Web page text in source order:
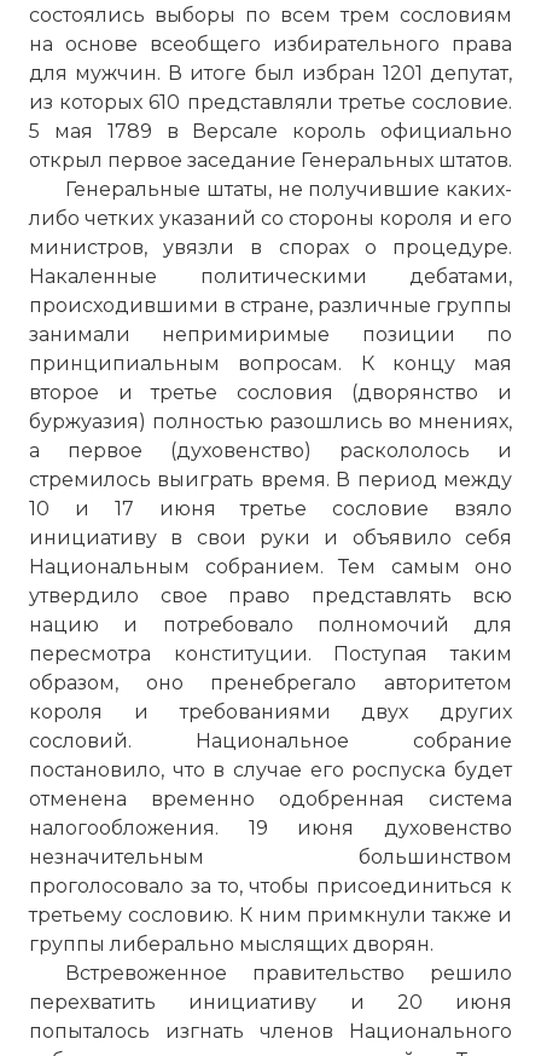
состоялись выборы по всем трем сословиям
на основе всеобщего избирательного права
для мужчин. В итоге был избран 1201 депутат,
из которых 610 представляли третье сословие.
5 мая 1789 в Версале король официально
открыл первое заседание Генеральных штатов.
Генеральные штаты, не получившие каких-
либо четких указаний со стороны короля и его
министров, увязли в спорах о процедуре.
Накаленные политическими дебатами,
происходившими в стране, различные группы
занимали непримиримые позиции по
принципиальным вопросам. К концу мая
второе и третье сословия (дворянство и
буржуазия) полностью разошлись во мнениях,
а первое (духовенство) раскололось и
стремилось выиграть время. В период между
10 и 17 июня третье сословие взяло
инициативу в свои руки и объявило себя
Национальным собранием. Тем самым оно
утвердило свое право представлять всю
нацию и потребовало полномочий для
пересмотра конституции. Поступая таким
образом, оно пренебрегало авторитетом
короля и требованиями двух других
сословий. Национальное собрание
постановило, что в случае его роспуска будет
отменена временно одобренная система
налогообложения. 19 июня духовенство
незначительным большинством
проголосовало за то, чтобы присоединиться к
третьему сословию. К ним примкнули также и
группы либерально мыслящих дворян.
Встревоженное правительство решило
перехватить инициативу и 20 июня
попыталось изгнать членов Национального
☓